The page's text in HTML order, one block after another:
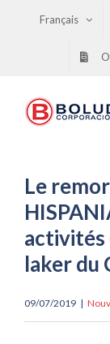
Français
Le
activités
laker du
09/07/2019 |